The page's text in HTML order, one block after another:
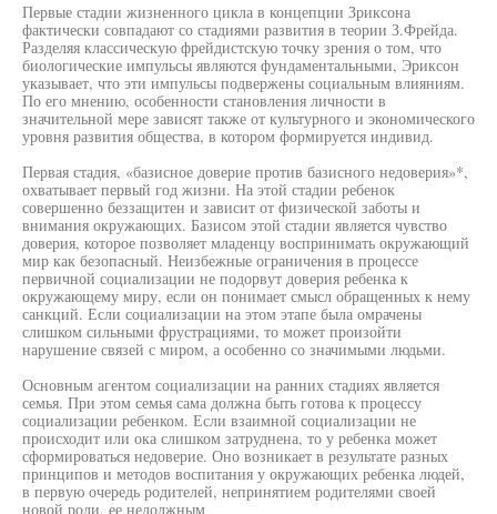
Первые стадии жизненного цикла в концепции Зриксона
фактически совпадают со стадиями развития в теории З.Фрейда.
Разделяя классическую фрейдистскую точку зрения о том, что
биологические импульсы являются фундаментальными, Эриксон
указывает, что эти импульсы подвержены социальным влияниям.
По его мнению, особенности становления личности в
значительной мере зависят также от культурного и экономического
уровня развития общества, в котором формируется индивид.
Первая стадия, «базисное доверие против базисного недоверия»*,
охватывает первый год жизни. На этой стадии ребенок
совершенно беззащитен и зависит от физической заботы и
внимания окружающих. Базисом этой стадии является чувство
доверия, которое позволяет младенцу воспринимать окружающий
мир как безопасный. Неизбежные ограничения в процессе
первичной социализации не подорвут доверия ребенка к
окружающему миру, если он понимает смысл обращенных к нему
санкций. Если социализации на этом этапе была омрачены
слишком сильными фрустрациями, то может произойти
нарушение связей с миром, а особенно со значимыми людьми.
Основным агентом социализации на ранних стадиях является
семья. При этом семья сама должна быть готова к процессу
социализации ребенком. Если взаимной социализации не
происходит или ока слишком затруднена, то у ребенка может
сформироваться недоверие. Оно возникает в результате разных
принципов и методов воспитания у окружающих ребенка людей,
в первую очередь родителей, непринятием родителями своей
новой роли, ее недолжным